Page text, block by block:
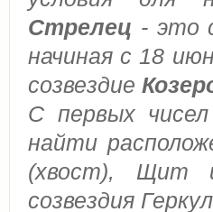
Стрелец - это
начиная с 18
созвездие
С первых
найти
(хвост), Щит
созвездия